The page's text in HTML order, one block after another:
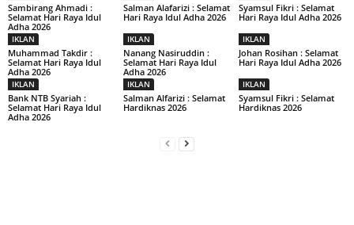
Sambirang Ahmadi :
Selamat Hari Raya Idul
Adha 2026
Salman Alafarizi : Selamat
Hari Raya Idul Adha 2026
Syamsul Fikri : Selamat
Hari Raya Idul Adha 2026
IKLAN
Muhammad Takdir :
Selamat Hari Raya Idul
Adha 2026
IKLAN
Nanang Nasiruddin :
Selamat Hari Raya Idul
Adha 2026
IKLAN
Johan Rosihan : Selamat
Hari Raya Idul Adha 2026
IKLAN
Bank NTB Syariah :
Selamat Hari Raya Idul
Adha 2026
IKLAN
Salman Alfarizi : Selamat
Hardiknas 2026
IKLAN
Syamsul Fikri : Selamat
Hardiknas 2026